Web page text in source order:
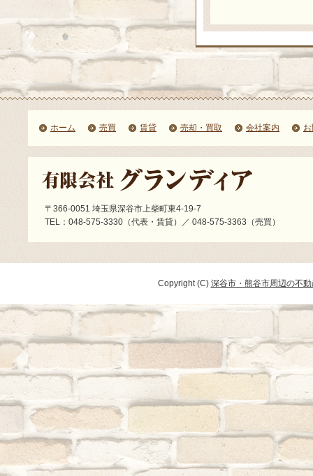
ホーム 売買 賃貸 売却・買取 会社案内
〒366-0051 埼玉県深谷市上柴町東4-19-7
TEL：048-575-3330（代表・賃貸）／ 048-575-3363（売買）
Copyright (C) 深谷市・熊谷市周辺の不